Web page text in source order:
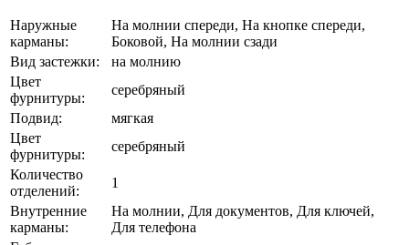
Наружные
карманы:
На молнии спереди, На кнопке спереди,
Боковой, На молнии сзади
Вид застежки:
на молнию
Цвет
фурнитуры:
серебряный
Подвид:
мягкая
Цвет
фурнитуры:
серебряный
Количество
отделений:
1
Внутренние
карманы:
На молнии, Для документов, Для ключей,
Для телефона